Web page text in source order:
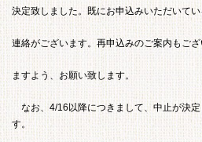
決定致しました。既にお申込みいただいて
連絡がございます。再申込みのご案内もご
ますよう、お願い致します。
なお、4/16以降につきまして、中止が決定
す。